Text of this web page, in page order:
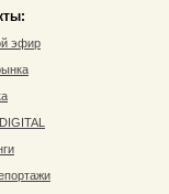
эфир